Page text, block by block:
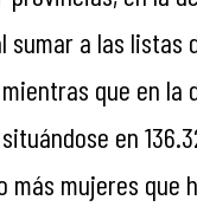
sumar a las listas
que en la
situándose en
más mujeres que